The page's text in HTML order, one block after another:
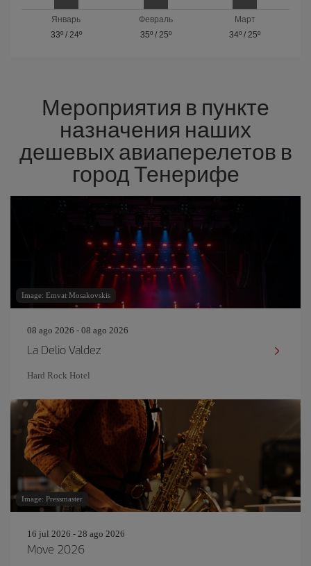
Январь
33º/ 24º
Февраль
35º/ 25º
Март
34º /25º
Мероприятия в пункте
назначения наших
дешевых авиаперелетов в
город Тенерифе
Image: Emvat Mosakovskis
08 ago 2026 - 08 ago 2026
La Delio Valdez
Hard Rock Hotel
Image: Pressmaster
16 jul 2026 - 28 ago 2026
Move 2026